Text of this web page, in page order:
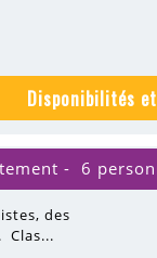
Disponibilités
6
des
Clas...